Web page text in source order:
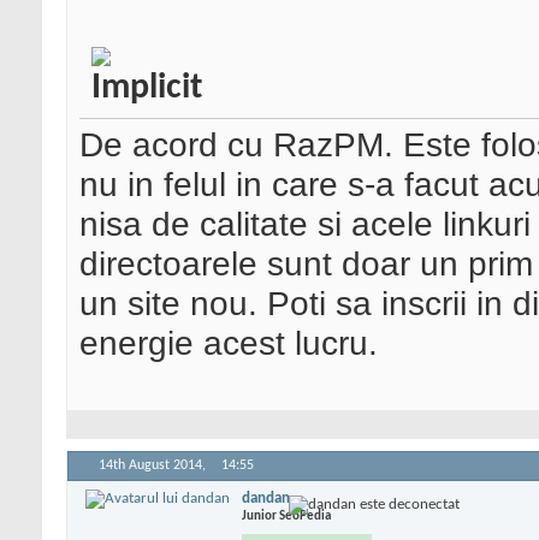
De acord cu RazPM. Este
nu in felul in care s-a facut
nisa de calitate si acele
directoarele sunt doar un
un site nou. Poti sa inscrii in
energie acest lucru.
14th August 2014, 14:55
dandan
Junior SeoPedia